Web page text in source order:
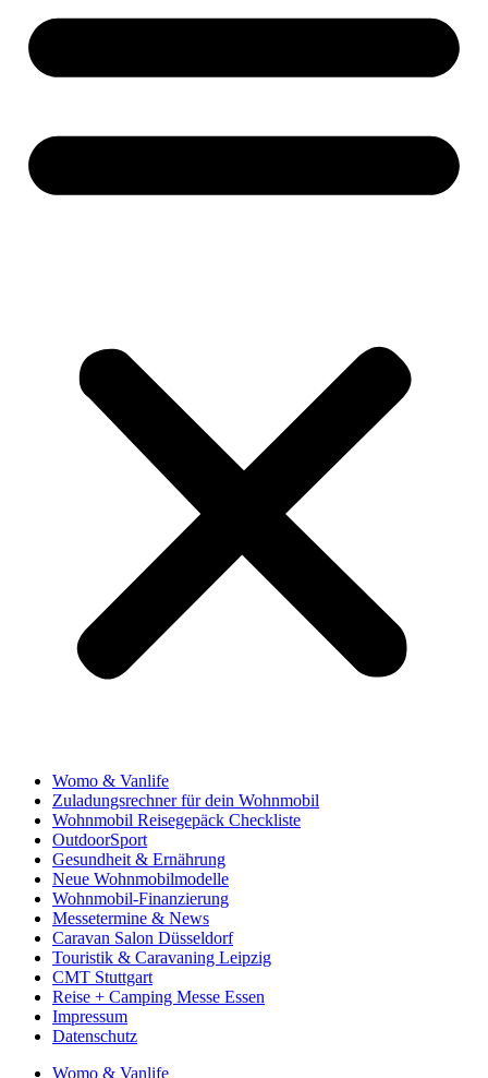
Womo & Vanlife
Zuladungsrechner für dein Wohnmobil
Wohnmobil Reisegepäck Checkliste
OutdoorSport
Gesundheit & Ernährung
Neue Wohnmobilmodelle
Wohnmobil-Finanzierung
Messetermine & News
Caravan Salon Düsseldorf
Touristik & Caravaning Leipzig
CMT Stuttgart
Reise + Camping Messe Essen
Impressum
Datenschutz
Womo & Vanlife